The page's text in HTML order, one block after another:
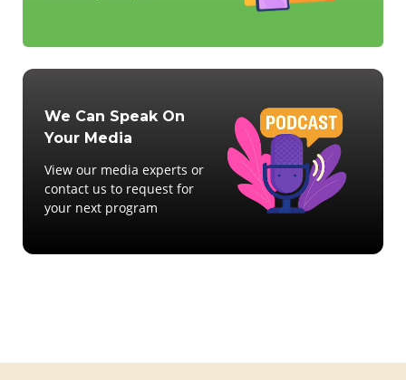
We Can Speak On
Your Media
View our media experts or
contact us to request for
your next program